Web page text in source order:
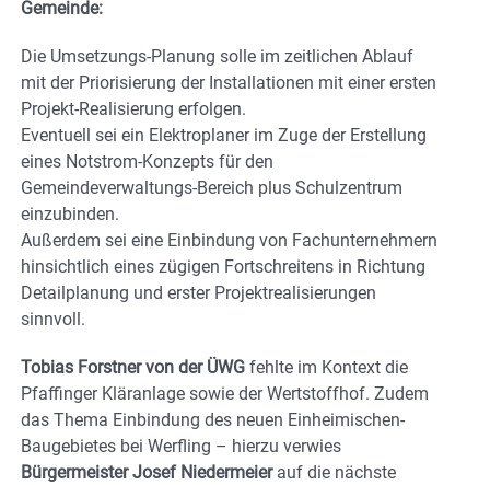
Gemeinde:
Die Umsetzungs-Planung solle im zeitlichen Ablauf
mit der Priorisierung der Installationen mit einer ersten
Projekt-Realisierung erfolgen.
Eventuell sei ein Elektroplaner im Zuge der Erstellung
eines Notstrom-Konzepts für den
Gemeindeverwaltungs-Bereich plus Schulzentrum
einzubinden.
Außerdem sei eine Einbindung von Fachunternehmern
hinsichtlich eines zügigen Fortschreitens in Richtung
Detailplanung und erster Projektrealisierungen
sinnvoll.
Tobias Forstner von der ÜWG fehlte im Kontext die
Pfaffinger Kläranlage sowie der Wertstoffhof. Zudem
das Thema Einbindung des neuen Einheimischen-
Baugebietes bei Werfling – hierzu verwies
Bürgermeister Josef Niedermeierauf die nächste